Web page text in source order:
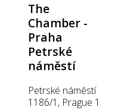
The
Chamber -
Praha
Petrské
náměstí
Petrské náměstí
1186/1, Prague 1